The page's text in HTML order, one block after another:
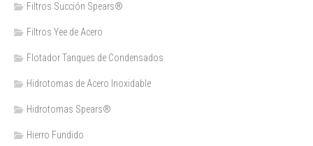
Filtros Succión Spears®
Filtros Yee de Acero
Flotador Tanques de Condensados
Hidrotomas de Acero Inoxidable
Hidrotomas Spears®
Hierro Fundido